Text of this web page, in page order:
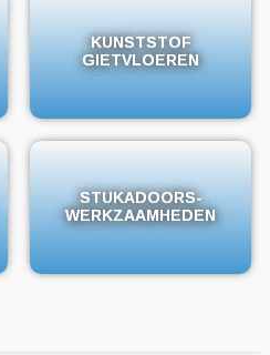
KUNSTSTOF
GIETVLOEREN
KUNSTSTOF
GIETVLOEREN
STUKADOORS-
WERKZAAMHEDEN
STUKADOORS-
WERKZAAMHEDEN